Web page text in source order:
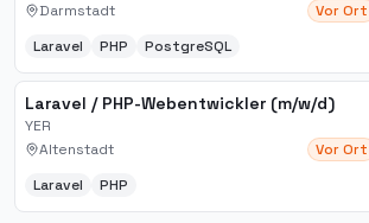
Darmstadt
Vor Ort
Laravel PHP PostgreSQL
Laravel / PHP-Webentwickler (m/w/d)
YER
Altenstadt
Vor Ort
Laravel
PHP